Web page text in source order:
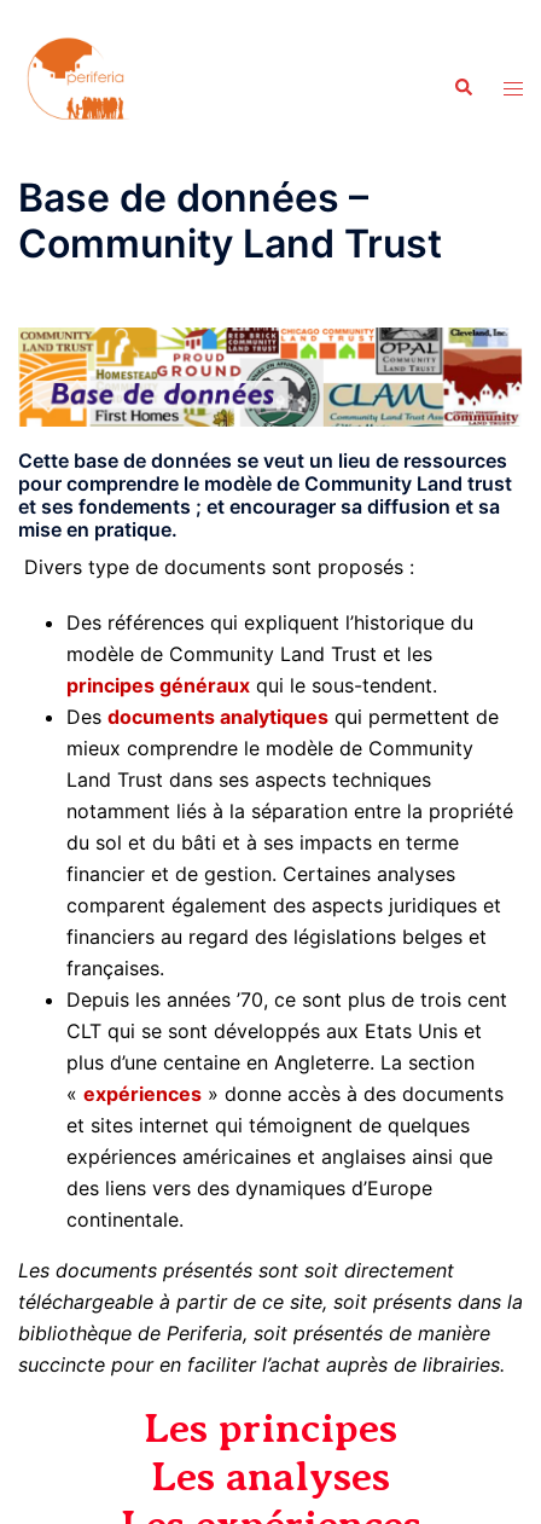
contenu
Base de données –
Community Land Trust
Cette base de données se veut un lieu de ressources
pour comprendre le modèle de Community Land trust
et ses fondements ; et encourager sa diffusion et sa
mise en pratique.
Divers type de documents sont proposés :
Des références qui expliquent l’historique du
modèle de Community Land Trust et les
principes généraux qui le sous-tendent.
Des documents analytiques qui permettent de
mieux comprendre le modèle de Community
Land Trust dans ses aspects techniques
notamment liés à la séparation entre la propriété
du sol et du bâti et à ses impacts en terme
financier et de gestion. Certaines analyses
comparent également des aspects juridiques et
financiers au regard des législations belges et
françaises.
Depuis les années ’70, ce sont plus de trois cent
CLT qui se sont développés aux Etats Unis et
plus d’une centaine en Angleterre. La section
« expériences » donne accès à des documents
et sites internet qui témoignent de quelques
expériences américaines et anglaises ainsi que
des liens vers des dynamiques d’Europe
continentale.
Les documents présentés sont soit directement
téléchargeable à partir de ce site, soit présents dans la
bibliothèque de Periferia, soit présentés de manière
succincte pour en faciliter l’achat auprès de librairies.
Les principes
Les analyses